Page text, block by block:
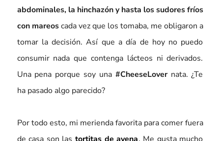
abdominales, la hinchazón y hasta los sudores fríos
con mareoscada vez que los tomaba, me obligaron a
tomar la decisión. Así que a día de hoy no puedo
consumir nada que contenga lácteos ni derivados.
Una pena porque soy una#CheeseLovernata. ¿Te
ha pasado algo parecido?
Por todo esto, mi merienda favorita para comer fuera